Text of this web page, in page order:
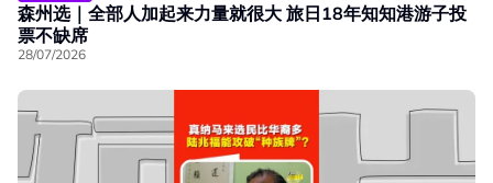
森州选｜全部人加起来力量就很大 旅日18年知知港游子投
票不缺席
28/07/2026